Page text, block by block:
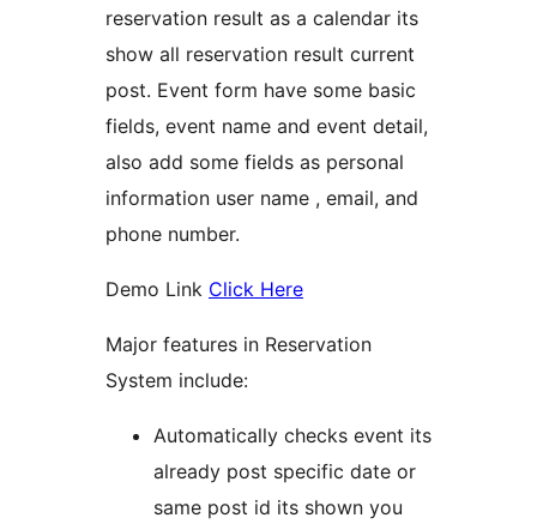
reservation result as a calendar its
show all reservation result current
post. Event form have some basic
fields, event name and event detail,
also add some fields as personal
information user name , email, and
phone number.
Demo Link Click Here
Major features in Reservation
System include:
Automatically checks event its
already post specific date or
same post id its shown you